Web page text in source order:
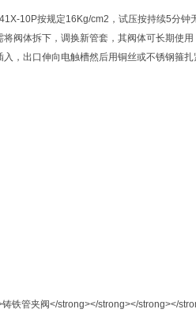
10P按规定16Kg/cm2，试压按持续5分钟
阀体拆下，调换新管套，其阀体可长期使用
，出口伸向电触槽然后用铜丝或不锈钢箍扎